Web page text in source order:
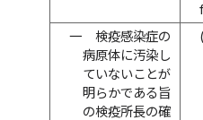
一
検疫感染症の
病原体に汚染し
ていないことが
明らかである旨
の検疫所長の確